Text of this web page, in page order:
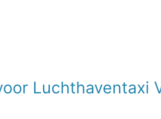
Luchthaventaxi